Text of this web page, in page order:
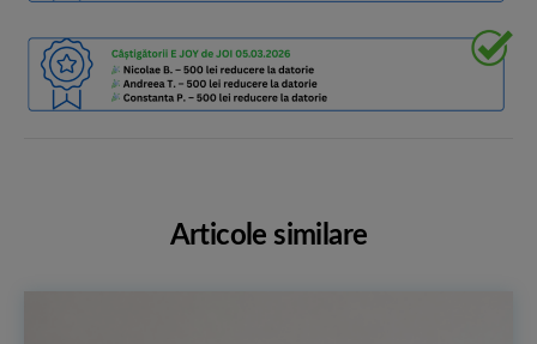
Articole similare